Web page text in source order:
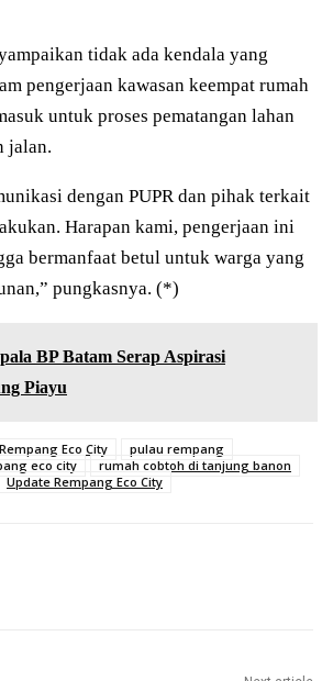
tidak ada kendala yang
pengerjaan kawasan keempat rumah
untuk proses pematangan lahan
jalan.
dengan PUPR dan pihak terkait
Harapan kami, pengerjaan ini
bermanfaat betul untuk warga yang
pungkasnya. (*)
BP Batam Serap Aspirasi
Piayu
Eco City
pulau rempang
eco city
rumah cobtoh di tanjung banon
Update Rempang Eco City